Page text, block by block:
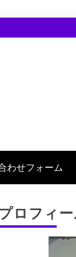
わせフォーム
プロフィ